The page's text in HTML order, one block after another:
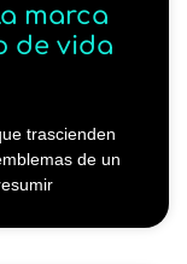
marca
de vida
trascienden
de un